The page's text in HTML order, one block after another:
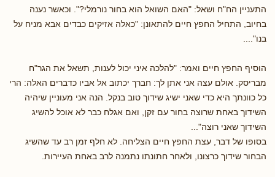
התעניין הח"ח ושאל: "האם השואל הוא בחור נורמלי?". וכאשר נענה
בחיוב, התחיל החפץ חיים להתאונן: "כאלה אזיקים כבדים אבא מניח על
בנו"....
הוסיף החפץ חיים ואמר: "להלכה איני יכול לענות, תשאל את הגר"ח
מבריסק. אולם עצה אני אתן לך: חברך יכתוב אל אביו כדברים האלה: הרי
כל כוונתך היא כדי שאני ישיג שידוך טוב בנקל. הנה אני מעוניין שיהיה
השידוך באחת שרוצה בחור עם זקן, ואם אגלח כבר לא אוכל להשיג
השידוך שאני רוצה"...
בסופו של דבר, עצת החפץ חיים הצליחה. לא חלף זמן רב עד שהשיג
הבחור שידוך כרצונו, ולאחר חתונתו נתמנה לרב באחת העיירות.